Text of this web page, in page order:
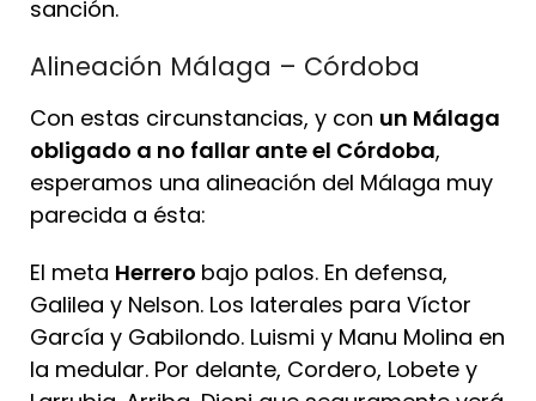
sanción.
Alineación Málaga – Córdoba
Con estas circunstancias, y con un Málaga
obligado a no fallar ante el Córdoba,
esperamos una alineación del Málaga muy
parecida a ésta:
El meta Herrero bajo palos. En defensa,
Galilea y Nelson. Los laterales para Víctor
García y Gabilondo. Luismi y Manu Molina en
la medular. Por delante, Cordero, Lobete y